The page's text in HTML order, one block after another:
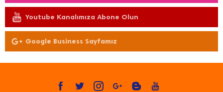
Youtube Kanalımıza Abone Olun
Google Business Sayfamız